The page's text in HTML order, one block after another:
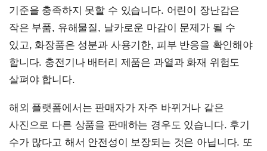
기준을 충족하지 못할 수 있습니다. 어린이 장난감은
작은 부품, 유해물질, 날카로운 마감이 문제가 될 수
있고, 화장품은 성분과 사용기한, 피부 반응을 확인해야
합니다. 충전기나 배터리 제품은 과열과 화재 위험도
살펴야 합니다.
해외 플랫폼에서는 판매자가 자주 바뀌거나 같은
사진으로 다른 상품을 판매하는 경우도 있습니다. 후기
수가 많다고 해서 안전성이 보장되는 것은 아닙니다. 또